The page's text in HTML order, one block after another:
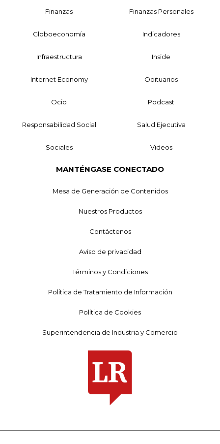
Finanzas Finanzas Personales
Globoeconomía Indicadores
Infraestructura Inside
Internet Economy Obituarios
Ocio Podcast
Responsabilidad Social Salud Ejecutiva
Sociales Videos
MANTÉNGASE CONECTADO
Mesa de Generación de Contenidos
Nuestros Productos
Contáctenos
Aviso de privacidad
Términos y Condiciones
Política de Tratamiento de Información
Política de Cookies
Superintendencia de Industria y Comercio